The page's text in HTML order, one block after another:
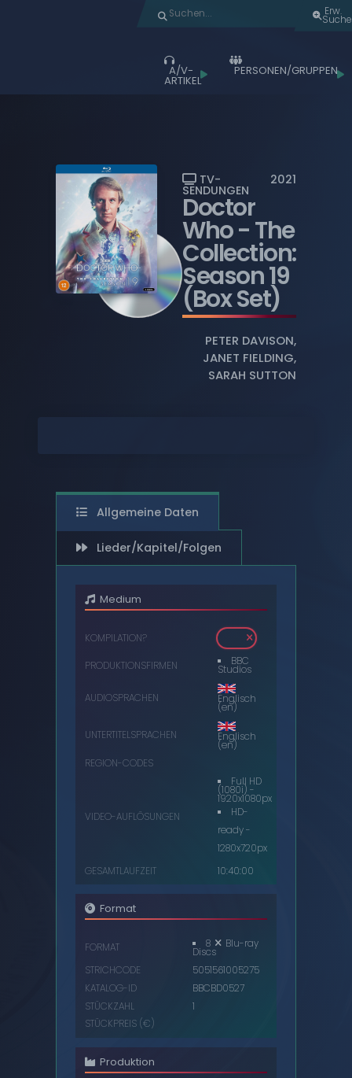
Erw.
Suche
A/V-
ARTIKEL
FILME
MUSIK-VIDEOS
TV-SENDUNGEN
WIEDERGABELISTEN
BLU-RAY DISCS
COMPACT DISCS
DIGITAL
SCHALLPLATTEN
PERSONEN/GRUPPEN
TV-
SENDUNGEN
2021
Doctor
Who- The
Collection:
Season 19
(Box Set)
PETER DAVISON,
JANET FIELDING,
SARAH SUTTON
Allgemeine Daten
Medium
KOMPILATION?
PRODUKTIONSFIRMEN BBC
Studios
AUDIOSPRACHEN Englisch
(en)
UNTERTITELSPRACHEN Englisch
(en)
REGION-CODES
VIDEO-AUFLÖSUNGEN
Full HD
(1080i) -
1920x1080px
HD-
ready -
1280x720px
GESAMTLAUFZEIT
10:40:00
Format
FORMAT 8 Blu-ray
Discs
STRICHCODE
5051561005275
KATALOG-ID
BBCBD0527
STÜCKZAHL
1
STÜCKPREIS (€)
Produktion
Lieder/Kapitel/Folgen